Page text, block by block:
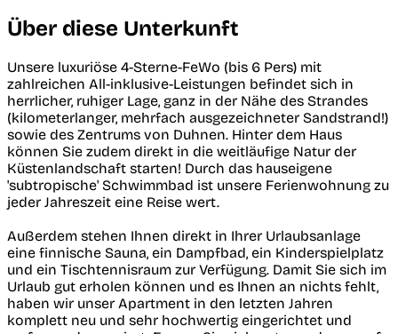
Über diese Unterkunft
Unsere luxuriöse 4-Sterne-FeWo (bis 6 Pers) mit
zahlreichen All-inklusive-Leistungen befindet sich in
herrlicher, ruhiger Lage, ganz in der Nähe des Strandes
(kilometerlanger, mehrfach ausgezeichneter Sandstrand!)
sowie des Zentrums von Duhnen. Hinter dem Haus
können Sie zudem direkt in die weitläufige Natur der
Küstenlandschaft starten! Durch das hauseigene
'subtropische' Schwimmbad ist unsere Ferienwohnung zu
jeder Jahreszeit eine Reise wert.
Außerdem stehen Ihnen direkt in Ihrer Urlaubsanlage
eine finnische Sauna, ein Dampfbad, ein Kinderspielplatz
und ein Tischtennisraum zur Verfügung. Damit Sie sich im
Urlaub gut erholen können und es Ihnen an nichts fehlt,
haben wir unser Apartment in den letzten Jahren
komplett neu und sehr hochwertig eingerichtet und